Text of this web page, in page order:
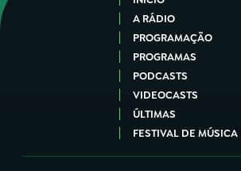
A RÁDIO
PROGRAMAÇÃO
PROGRAMAS
PODCASTS
VIDEOCASTS
ÚLTIMAS
FESTIVAL DE MÚSICA